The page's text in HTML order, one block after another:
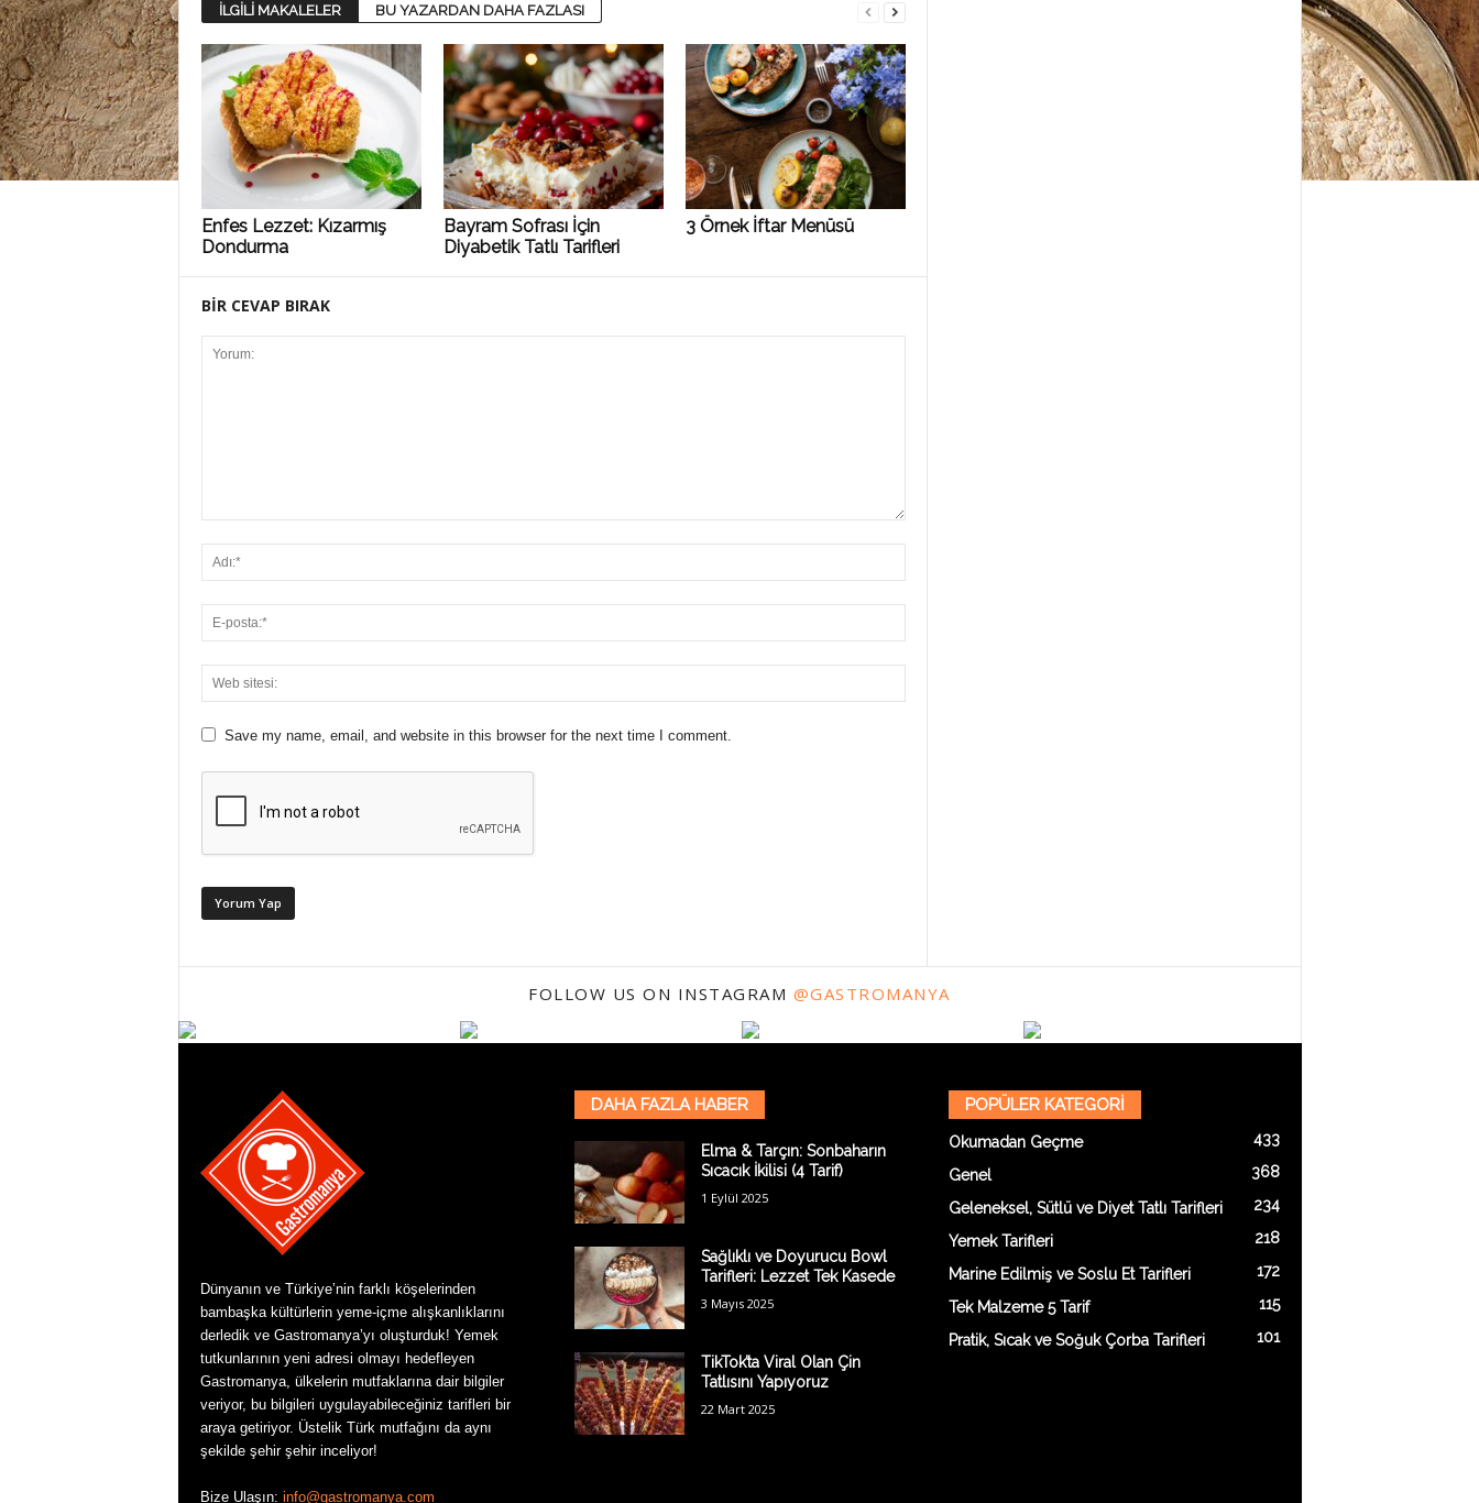
İLGİLİ MAKALELER BU YAZARDAN DAHA FAZLASI
Enfes Lezzet: Kızarmış
Dondurma
Bayram Sofrası İçin
Diyabetik Tatlı Tarifleri
3 Örnek İftar Menüsü
BİR CEVAP BIRAK
Save my name, email, and website in this browser for the next time I comment.
FOLLOW US ON INSTAGRAM @GASTROMANYA
Dünyanın ve Türkiye’nin farklı köşelerinden
bambaşka kültürlerin yeme-içme alışkanlıklarını
derledik ve Gastromanya’yı oluşturduk! Yemek
tutkunlarının yeni adresi olmayı hedefleyen
Gastromanya, ülkelerin mutfaklarına dair bilgiler
veriyor, bu bilgileri uygulayabileceğiniz tarifleri bir
araya getiriyor. Üstelik Türk mutfağını da aynı
şekilde şehir şehir inceliyor!
Bize Ulaşın: info@gastromanya.com
DAHA FAZLA HABER
Elma & Tarçın: Sonbaharın
Sıcacık İkilisi (4 Tarif)
1 Eylül 2025
Sağlıklı ve Doyurucu Bowl
Tarifleri: Lezzet Tek Kasede
3 Mayıs 2025
TikTok’ta Viral Olan Çin
Tatlısını Yapıyoruz
22 Mart 2025
POPÜLER KATEGORİ
Okumadan Geçme 433
Genel 368
Geleneksel, Sütlü ve Diyet Tatlı Tarifleri 234
Yemek Tarifleri 218
Marine Edilmiş ve Soslu Et Tarifleri 172
Tek Malzeme 5 Tarif 115
Pratik, Sıcak ve Soğuk Çorba Tarifleri 101